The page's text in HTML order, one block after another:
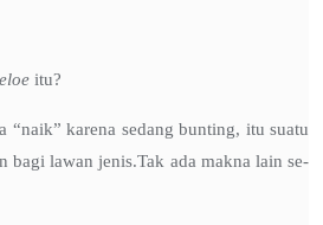
itu?
karena sedang bunting, itu suatu
bagi lawan jenis.Tak ada makna lain se-